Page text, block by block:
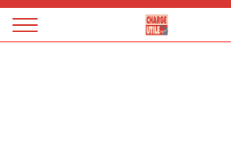
Magazine
Panneau de gestion des cookies